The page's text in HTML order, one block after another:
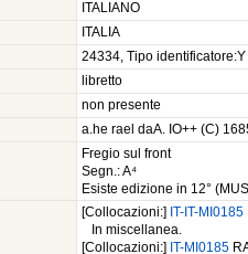
ITALIANO
ITALIA
24334, Tipo identificatore:Y
libretto
non presente
a.he rael daA. IO++ (C)
Fregio sul front
Segn.: A⁴
Esiste edizione in 12°
[Collocazioni:] IT-IT-MI0185
In miscellanea.
[Collocazioni:]
IT-MI0185